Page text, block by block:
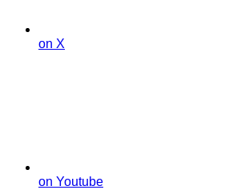
on X
on Youtube